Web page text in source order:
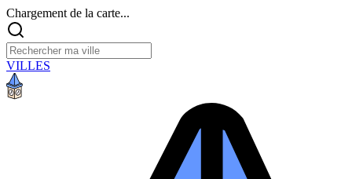
Chargement de la carte...
VILLES